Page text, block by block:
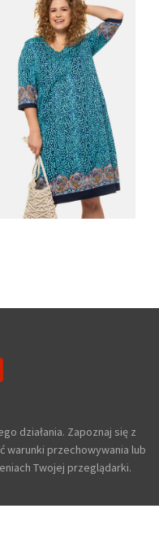
KTÓRE
MIEĆ
działania. Zapoznaj się z
warunki przechowywania lub
Twojej przeglądarki.